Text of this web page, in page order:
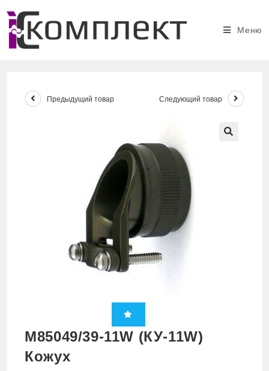
содержимому
Меню
Предыдущий товар Следующий товар
M85049/39-11W (КУ-11W)
Кожух